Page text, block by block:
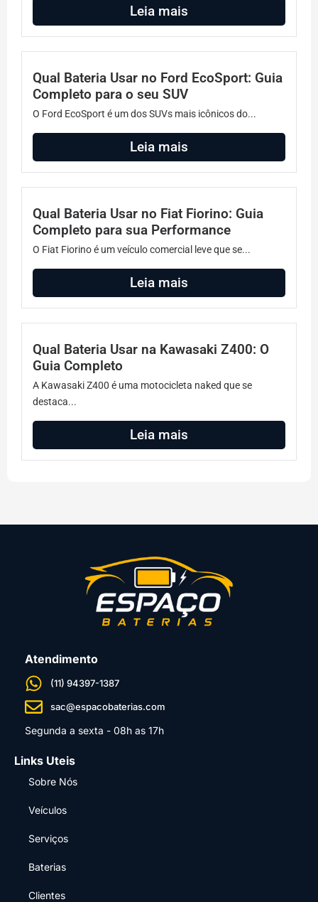
Leia mais
Qual Bateria Usar no Ford EcoSport: Guia
Completo para o seu SUV
O Ford EcoSport é um dos SUVs mais icônicos do...
Leia mais
Qual Bateria Usar no Fiat Fiorino: Guia
Completo para sua Performance
O Fiat Fiorino é um veículo comercial leve que se...
Leia mais
Qual Bateria Usar na Kawasaki Z400: O
Guia Completo
A Kawasaki Z400 é uma motocicleta naked que se
destaca...
Leia mais
Atendimento
(11) 94397-1387
sac@espacobaterias.com
Segunda a sexta - 08h as 17h
Links Uteis
Sobre Nós
Veículos
Serviços
Baterias
Clientes